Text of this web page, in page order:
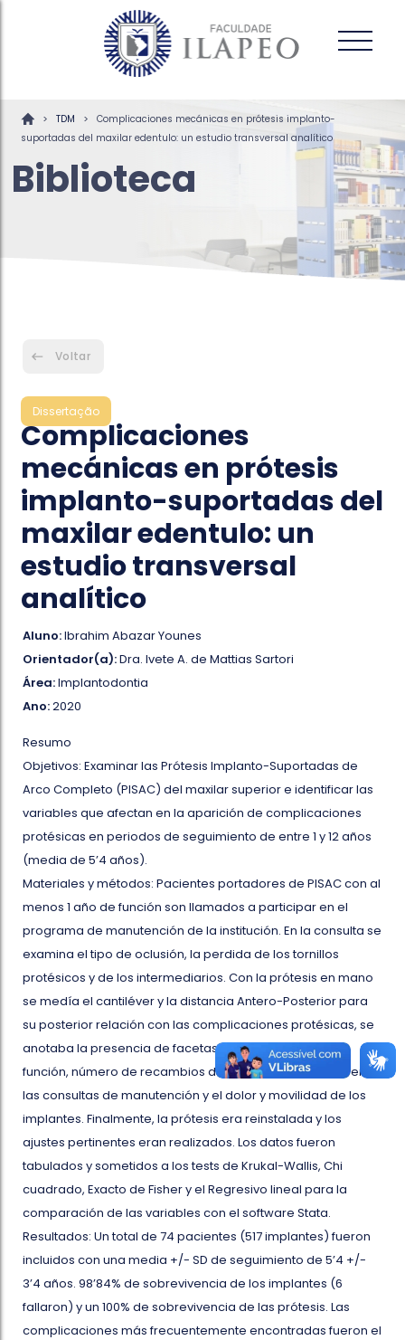
> TDM >
Complicaciones mecánicas en prótesis implanto-
suportadas del maxilar edentulo: un estudio transversal analítico
Biblioteca
Voltar
Dissertação
Complicaciones
mecánicas en prótesis
implanto-suportadas del
maxilar edentulo: un
estudio transversal
analítico
Aluno:Ibrahim Abazar Younes
Orientador(a):Dra. Ivete A. de Mattias Sartori
Área:Implantodontia
Ano:2020
Resumo
Objetivos: Examinar las Prótesis Implanto-Suportadas de
Arco Completo (PISAC) del maxilar superior e identificar las
variables que afectan en la aparición de complicaciones
protésicas en periodos de seguimiento de entre 1 y 12 años
(media de 5’4 años).
Materiales y métodos: Pacientes portadores de PISAC con al
menos 1 año de función son llamados a participar en el
programa de manutención de la institución. En la consulta se
examina el tipo de oclusión, la perdida de los tornillos
protésicos y de los intermediarios. Con la prótesis en mano
se medía el cantiléver y la distancia Antero-Posterior para
su posterior relación con las complicaciones protésicas, se
anotaba la presencia de facetas de desgaste, para-
función, número de recambios dentarios, la frecuencia en
las consultas de manutención y el dolor y movilidad de los
implantes. Finalmente, la prótesis era reinstalada y los
ajustes pertinentes eran realizados. Los datos fueron
tabulados y sometidos a los tests de Krukal-Wallis, Chi
cuadrado, Exacto de Fisher y el Regresivo lineal para la
comparación de las variables con el software Stata.
Resultados: Un total de 74 pacientes (517 implantes) fueron
incluidos con una media +/- SD de seguimiento de 5’4 +/-
3’4 años. 98’84% de sobrevivencia de los implantes (6
fallaron) y un 100% de sobrevivencia de las prótesis. Las
complicaciones más frecuentemente encontradas fueron el